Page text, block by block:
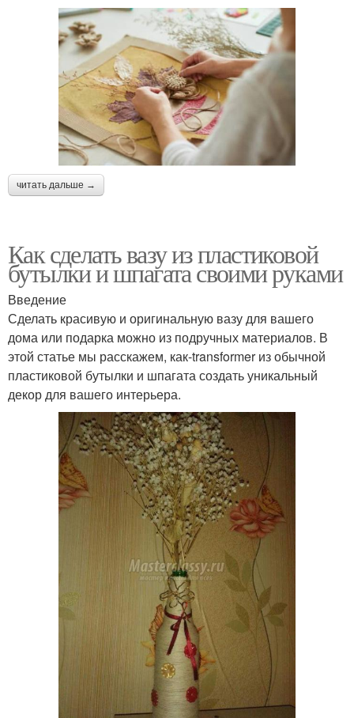
читать дальше →
Как сделать вазу из пластиковой
бутылки и шпагата своими руками
Введение
Сделать красивую и оригинальную вазу для вашего
дома или подарка можно из подручных материалов. В
этой статье мы расскажем, как-transformer из обычной
пластиковой бутылки и шпагата создать уникальный
декор для вашего интерьера.